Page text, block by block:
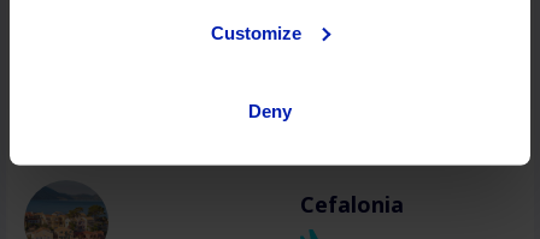
Customize
Deny
Cefalonia